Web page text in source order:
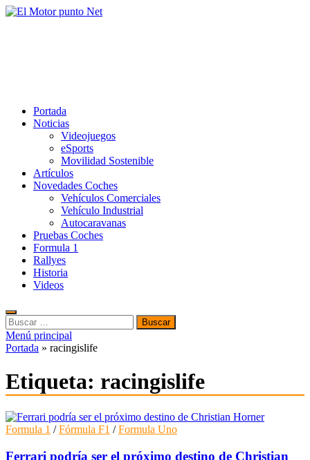
Saltar
Portada
Noticias
Videojuegos
eSports
Movilidad Sostenible
Artículos
Novedades Coches
Vehículos Comerciales
Vehículo Industrial
Autocaravanas
Pruebas Coches
Formula 1
Rallyes
Historia
Videos
Buscar:
Menú principal
Portada » racingislife
Etiqueta: racingislife
Formula 1 /Fórmula F1 /Formula Uno
Ferrari podría ser el próximo destino de Christian